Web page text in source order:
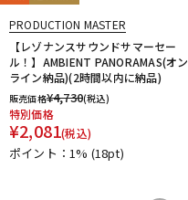
PRODUCTION MASTER
【レゾナンスサウンドサマーセー
ル！】AMBIENT PANORAMAS(オン
ライン納品)(2時間以内に納品)
販売価格¥4,730(税込)
特別価格
¥2,081(税込)
ポイント：1% (18pt)